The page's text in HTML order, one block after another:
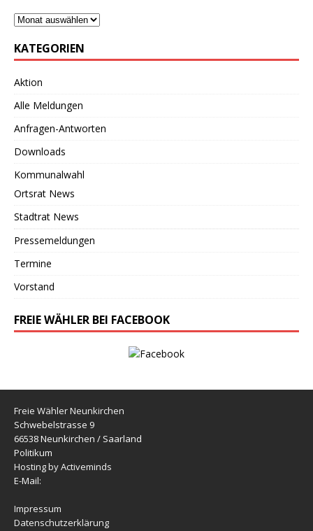
KATEGORIEN
Aktion
Alle Meldungen
Anfragen-Antworten
Downloads
Kommunalwahl
Ortsrat News
Stadtrat News
Pressemeldungen
Termine
Vorstand
FREIE WÄHLER BEI FACEBOOK
Freie Wähler Neunkirchen
Schwebelstrasse 9
66538 Neunkirchen / Saarland
Politikum
Hosting by Activeminds
E-Mail:
Impressum
Datenschutzerklärung